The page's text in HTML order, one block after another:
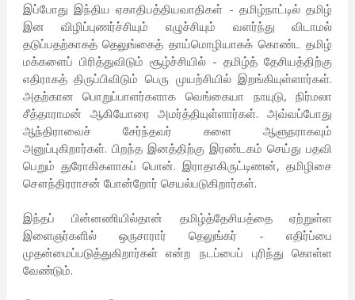
இப்போது இந்திய ஏகாதிபத்தியவாதிகள் - தமிழ்நாட்டில் தமிழ்
இன விழிப்புணர்ச்சியும் எழுச்சியும் வளர்ந்து விடாமல்
தடுப்பதற்காகத் தெலுங்கைத் தாய்மொழியாகக் கொண்ட தமிழ்
மக்களைப் பிரித்துவிடும் சூழ்ச்சியில் - தமிழ்த் தேசியத்திற்கு
எதிராகத் திருப்பிவிடும் பெரு முயற்சியில் இறங்கியுள்ளார்கள்.
அதற்கான பொறுப்பாளர்களாக வெங்கையா நாயுடு, நிர்மலா
சீத்தாராமன் ஆகியோரை அமர்த்தியுள்ளார்கள். அவ்வப்போது
ஆந்திராவைச் சேர்ந்தவர் களை ஆளுநராகவும்
அனுப்புகிறார்கள். பிறந்த இனத்திற்கு இரண்டகம் செய்து பதவி
பெறும் துரோகிகளாகப் பொன். இராதாகிருட்டிணன், தமிழிசை
சௌந்திரராசன் போன்றோர் செயல்படுகிறார்கள்.
இந்தப் பின்னணியில்தான் தமிழ்த்தேசியத்தை ஏற்றுள்ள
இளைஞர்களில் ஒருசாரார் தெலுங்கர் - எதிர்ப்பை
முதன்மைப்படுத்துகிறார்கள் என்ற நடப்பைப் புரிந்து கொள்ள
வேண்டும்.